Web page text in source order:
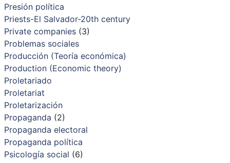
Presión política
Priests-El Salvador-20th century
Private companies(3)
Problemas sociales
Producción (Teoría económica)
Production (Economic theory)
Proletariado
Proletariat
Proletarización
Propaganda (2)
Propaganda electoral
Propaganda política
Psicología social (6)